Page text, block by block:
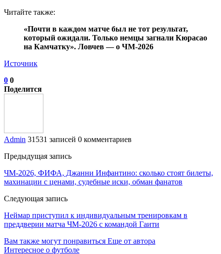
Читайте также:
«Почти в каждом матче был не тот результат,
который ожидали. Только немцы загнали Кюрасао
на Камчатку». Ловчев — о ЧМ-2026
Источник
0 0
Поделится
Admin 31531 записей 0 комментариев
Предыдущая запись
ЧМ-2026, ФИФА, Джанни Инфантино: сколько стоят билеты,
махинации с ценами, судебные иски, обман фанатов
Следующая запись
Неймар приступил к индивидуальным тренировкам в
преддверии матча ЧМ‑2026 с командой Гаити
Вам также могут понравиться Еще от автора
Интересное о футболе